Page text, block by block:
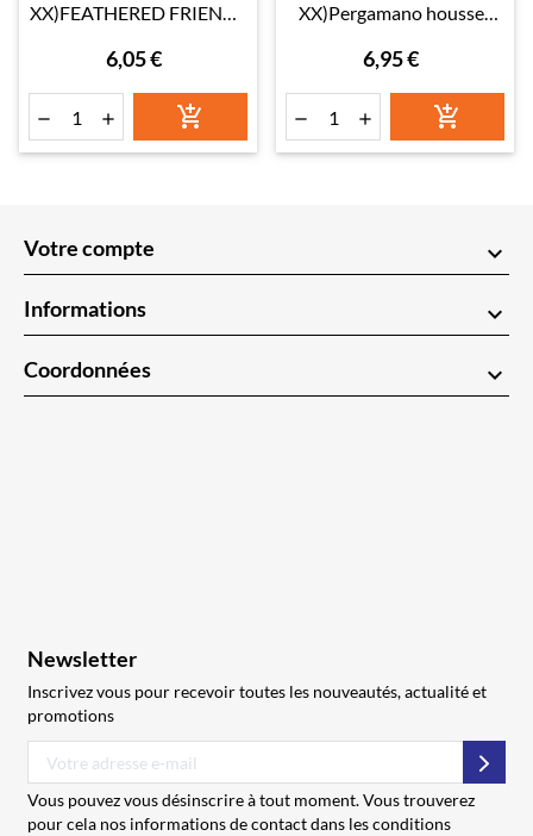
XX)FEATHERED FRIENDS
BOOKMARKS
6,05 €
  
XX)Pergamano housses
6,95 €
  
Votre compte keyboard_arrow_down
Informations keyboard_arrow_down
Coordonnées keyboard_arrow_down
Newsletter
Inscrivez vous pour recevoir toutes les nouveautés, actualité et
promotions
Vous pouvez vous désinscrire à tout moment. Vous trouverez
pour cela nos informations de contact dans les conditions